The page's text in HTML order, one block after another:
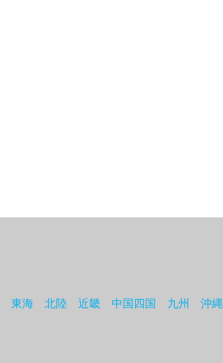
東海 北陸 近畿 中国四国 九州 沖縄